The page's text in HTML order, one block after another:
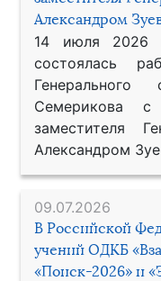
Александром
14 июля 2026
состоялась
Семерикова с
заместителя
Александром
09.07.2026
В Российской
учений ОДКБ
«Поиск-2026» и